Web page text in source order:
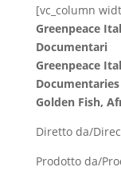
[vc_column
Greenpeace
Documentari
Greenpeace
Documentaries
Golden Fish,
Diretto da/
Prodotto da/